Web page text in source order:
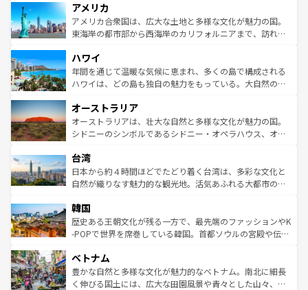
ンツ一覧を参照してほしい。
の建物がそのまま残る町や、スイスならではのユニークな
博物館もあり、アルプス観光だけでなく町歩きも満喫する
ことができる。国民の所得が高いため物価も高いが、旅行
ば市内交通費無料で観光を楽しむこともできる。 なお、新
着のスイス情報はコンテンツ一覧 を参照してほしい。
アメリカ
アメリカ合衆国は、広大な土地と多様な文化が魅力の国。
東海岸の都市部から西海岸のカリフォルニアまで、訪れる
のような巨大都市は、観光、ショッピング、エンターテイ
ンメントが詰まった刺激的なスポットだ。一方、アメリカ
西部には大自然が広がり、グランドキャニオンやイエロー
部のニューオーリンズでは、音楽と美食が融合した独特の
文化が魅力。旅行者はアメリカの各地域で異なる魅力を楽
しみながら、その多様性と豊かな歴史を感じることができ
ならではの贅沢な旅のスタイルだ。 なお、新着のアメリカ
情報はコンテンツ一覧を参照してほしい。
ハワイ
年間を通じて温暖な気候に恵まれ、多くの島で構成される
ハワイは、どの島も独自の魅力をもっている。大自然の神
ワイ島は見逃せない。また、定番の観光地といえばオアフ
島だが、静かな自然を求めるならマウイ島やカウアイ島が
おすすめ。エメラルドグリーンに輝く海をはじめ、豊かな
れるおもてなしの心で訪れる人々を迎えてくれるハワイの
人々、おいしいローカルフードやハワイアンミュージッ
ク、伝統的なフラダンスなど、すべてがハワイの魅力を彩
ワイを、存分に味わってほしい。 なお、新着のハワイ情報
はコンテンツ一覧を参照してほしい。
オーストラリア
オーストラリアは、壮大な自然と多様な文化が魅力の国。
シドニーのシンボルであるシドニー・オペラハウス、オー
リアリーフや大陸中央部にそびえるウルル（エアーズロッ
ク）、タスマニアの美しい原生林やケアンズの熱帯雨林な
ど、見どころがたくさん。また、カフェやワイン、オージ
いる。アクティビティも充実しており、サーフィンやダイ
ビング、ハイキングなど、アウトドア好きにはたまらな
い。オーストラリアの多彩な魅力を存分に味わいつくそ
参照してほしい。
台湾
日本から約４時間ほどでたどり着く台湾は、多彩な文化と
自然が織りなす魅力的な観光地。活気あふれる大都市の台
ン）、静ひつな山岳地帯である台湾東部など、都市の喧騒
と山間の静けさが共存しており、訪れる人に新しい発見と
驚きをもたらしてくれる。また、奥深い台湾の食文化も魅
容にもいいと評判のスイーツなど、バラエティ豊かな料理
が味わえる。 なお、新着の台湾情報は コンテンツ一覧を参
照してほしい。
韓国
歴史ある王朝文化が残る一方で、最先端のファッションやK
-POPで世界を席巻している韓国。首都ソウルの宮殿や伝統
き、地方に足を延ばせば四季折々の自然美を楽しむことが
できる。そして、キムチや焼肉、絶品のストリートフード
まで、さまざまな韓国料理が待っている。夜には、韓国な
ベトナム
豊かな自然と多様な文化が魅力的なベトナム。南北に細長
く伸びる国土には、広大な田園風景や青々とした山々、世